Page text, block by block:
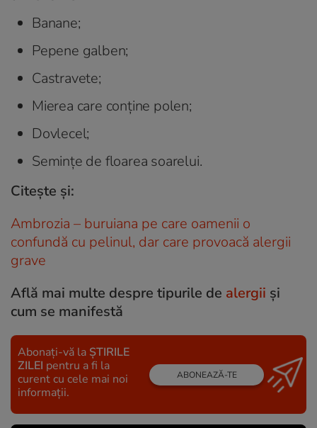
Banane;
Pepene galben;
Castravete;
Mierea care conține polen;
Dovlecel;
Semințe de floarea soarelui.
Citește și:
Ambrozia – buruiana pe care oamenii o
confundă cu pelinul, dar care provoacă alergii
grave
Află mai multe despre tipurile de alergii și
cum se manifestă
Abonați-vă la ȘTIRILE
ZILEI pentru a fi la
curent cu cele mai noi
informații.
ABONEAZĂ-TE